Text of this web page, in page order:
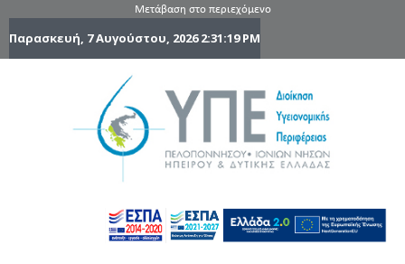
Μετάβαση στο περιεχόμενο
Παρασκευή, 7 Αυγούστου, 20262:31:20 PM
Ηπείρου
Δυτικής
Ελλάδας